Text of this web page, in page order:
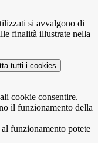
si avvalgono di
finalità illustrate nella
tutti i cookies
cookie consentire.
il funzionamento della
funzionamento potete